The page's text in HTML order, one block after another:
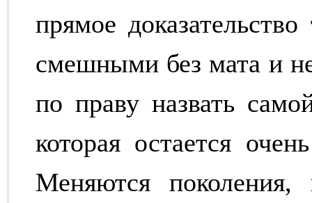
прямое
смешными без мата и
по праву назвать
которая остается
Меняются